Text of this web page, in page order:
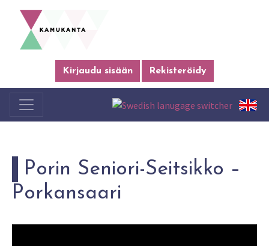
Kirjaudu sisään Rekisteröidy
Porin Seniori-Seitsikko –
Porkansaari